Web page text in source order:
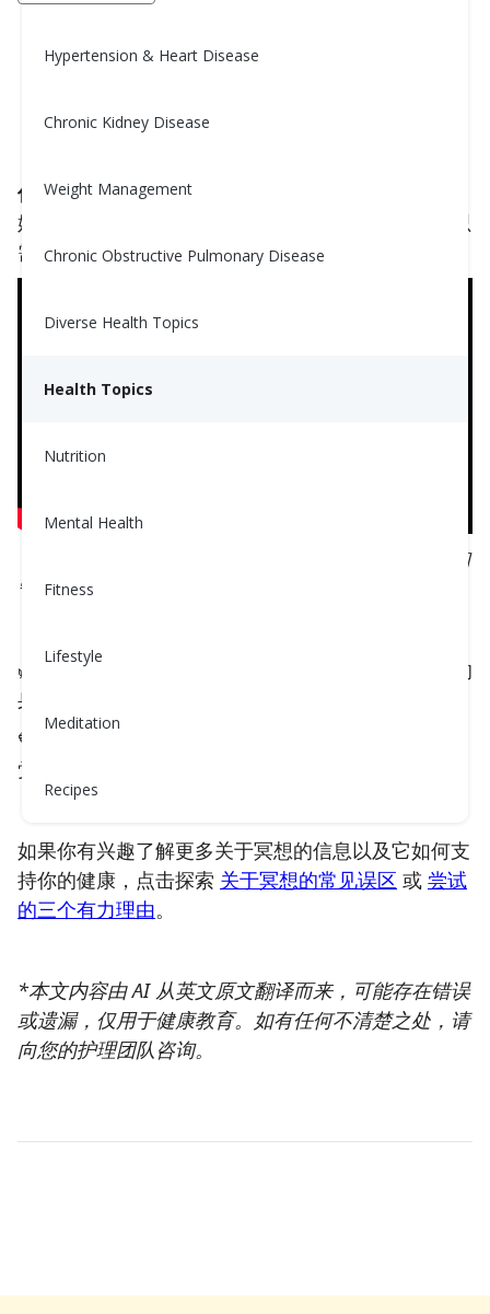
Hypertension & Heart Disease
Chronic Kidney Disease
Weight Management
Chronic Obstructive Pulmonary Disease
Diverse Health Topics
Health Topics
Nutrition
Mental Health
Fitness
Lifestyle
Meditation
Recipes
焕活身心：4分钟身体扫描冥想
Yiwen Lu, MS, RD
你之前尝试过冥想吗？
始。我们为你准备了这个简单的引导身体扫描——只
需点击下面的播放按钮 (▶) 并放松呼吸。
（这个冥想由人工智能语音技术引导，以提供清晰和
宁静的体验）
🌿✨ 我们希望它能帮助你从头到脚释放紧张，让你的
身体感觉更轻松、更平静、更自在。
💙
觉之前，或你需要片刻宁静的时候。🌬️
如果你有兴趣了解更多关于冥想的信息以及它如何支
持你的健康，点击探索 关于冥想的常见误区 或 尝试
的三个有力理由。
*本文内容由 AI 从英文原文翻译而来，可能存在错误
或遗漏，仅用于健康教育。如有任何不清楚之处，请
向您的护理团队咨询。